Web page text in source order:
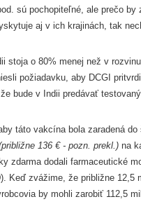
sú pochopiteľné, ale prečo by
aj v ich krajinách, tak
o 80% menej než v
požiadavku, aby DCGI
bude v Indii predávať
táto vakcína bola zaradená do
136 € - pozn. prekl.) na
zdarma dodali farmaceutické
Keď zvážime, že približne 12,5
by mohli zarobiť 112,5